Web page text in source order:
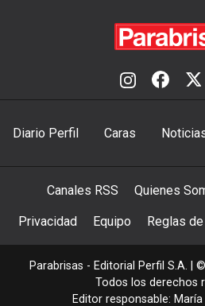
Diario Perfil Caras
Canales RSS Quienes
Privacidad Equipo Reglas
Parabrisas - Editorial Perfil S.A. |
Todos los derechos
Editor responsable: